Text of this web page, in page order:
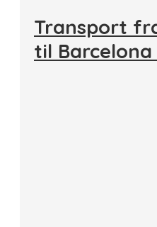
Transport
til